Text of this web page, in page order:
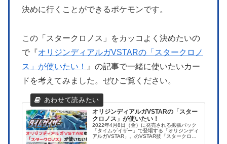
決めに行くことができるポケモンです。
この「スタークロノス」をカッコよく決めたいの
で『オリジンディアルガVSTARの「スタークロノ
ス」が使いたい！
』の記事で一緒に使いたいカー
ドを考えてみました。ぜひご覧ください。
オリジンディアルガVSTARの「スター
クロノス」が使いたい！
2022年4月8日（金）に発売される拡張パック
「タイムゲイザー」で登場する「オリジンディ
アルガVSTAR」。のVSTAR技「スタークロノ